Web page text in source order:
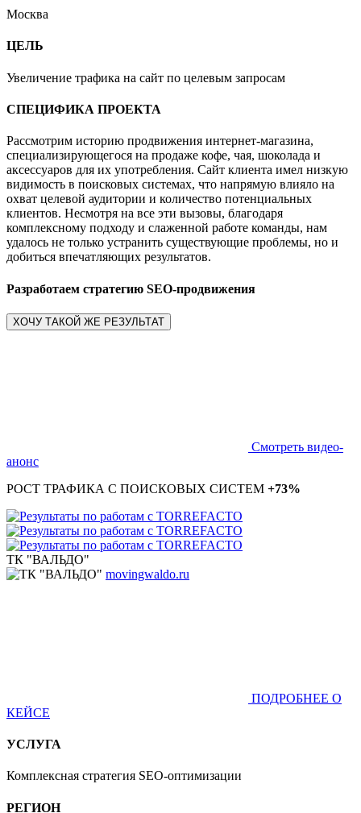
Москва
ЦЕЛЬ
Увеличение трафика на сайт по целевым запросам
СПЕЦИФИКА ПРОЕКТА
Рассмотрим историю продвижения интернет-магазина,
специализирующегося на продаже кофе, чая, шоколада и
аксессуаров для их употребления. Сайт клиента имел низкую
видимость в поисковых системах, что напрямую влияло на
охват целевой аудитории и количество потенциальных
клиентов. Несмотря на все эти вызовы, благодаря
комплексному подходу и слаженной работе команды, нам
удалось не только устранить существующие проблемы, но и
добиться впечатляющих результатов.
Разработаем стратегию SEO-продвижения
ХОЧУ ТАКОЙ ЖЕ РЕЗУЛЬТАТ
Смотреть видео-
анонс
РОСТ ТРАФИКА С ПОИСКОВЫХ СИСТЕМ +73%
ТК "ВАЛЬДО"
movingwaldo.ru
ПОДРОБНЕЕ О
КЕЙСЕ
УСЛУГА
Комплексная стратегия SEO-оптимизации
РЕГИОН